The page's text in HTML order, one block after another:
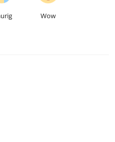
Wow